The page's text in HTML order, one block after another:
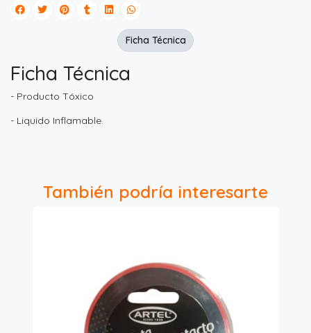
Ficha Técnica
- Producto Tóxico
- Liquido Inflamable.
Ficha Técnica
También podría interesarte